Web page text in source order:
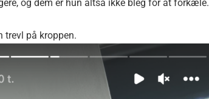
og dem er hun altså ikke bleg for at forkæle.
trevl på kroppen.